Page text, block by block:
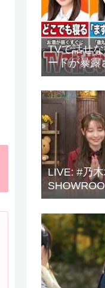
TVで話せ
ードが暴
桜、中西ア
月、他）
LIVE: #乃